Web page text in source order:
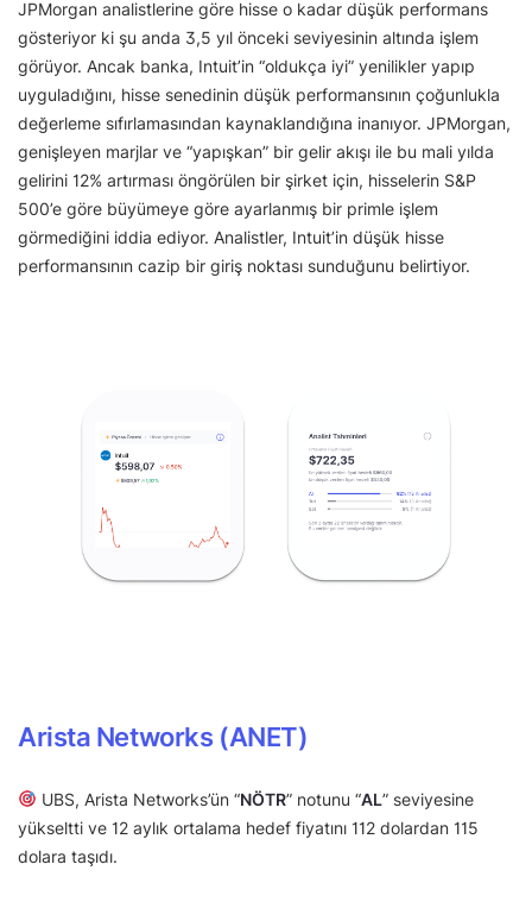
JPMorgan analistlerine göre hisse o kadar düşük performans
gösteriyor ki şu anda 3,5 yıl önceki seviyesinin altında işlem
görüyor. Ancak banka, Intuit’in “oldukça iyi” yenilikler yapıp
uyguladığını, hisse senedinin düşük performansının çoğunlukla
değerleme sıfırlamasından kaynaklandığına inanıyor. JPMorgan,
genişleyen marjlar ve “yapışkan” bir gelir akışı ile bu mali yılda
gelirini 12% artırması öngörülen bir şirket için, hisselerin S&P
500’e göre büyümeye göre ayarlanmış bir primle işlem
görmediğini iddia ediyor. Analistler, Intuit’in düşük hisse
performansının cazip bir giriş noktası sunduğunu belirtiyor.
Arista Networks (ANET)
UBS, Arista Networks’ün “NÖTR” notunu “AL” seviyesine
yükseltti ve 12 aylık ortalama hedef fiyatını 112 dolardan 115
dolara taşıdı.